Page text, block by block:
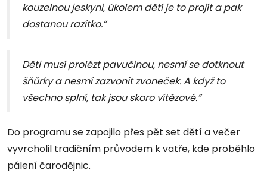
kouzelnou jeskyni, úkolem dětí je to projít a pak
dostanou razítko.”
Děti musí prolézt pavučinou, nesmí se dotknout
šňůrky a nesmí zazvonit zvoneček. A když to
všechno splní, tak jsou skoro vítězové.”
Do programu se zapojilo přes pět set dětí a večer
vyvrcholil tradičním průvodem k vatře, kde proběhlo
pálení čarodějnic.